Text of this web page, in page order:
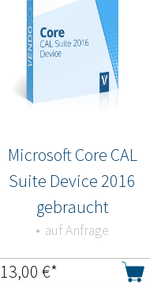
Microsoft Core CAL
Suite Device 2016
gebraucht
auf Anfrage
13,00 €*